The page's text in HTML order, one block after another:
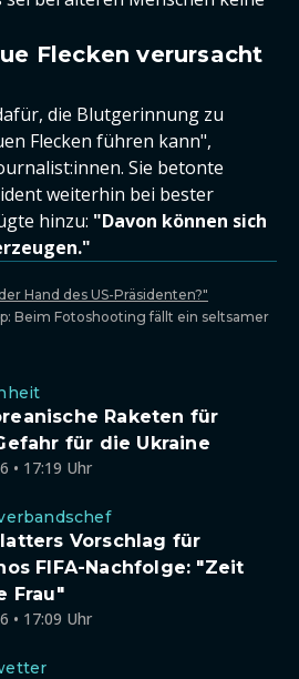
Flecken verursacht
die Blutgerinnung zu
Flecken führen kann",
Sie betonte
weiterhin bei bester
hinzu: "Davon können sich
Hand des US-Präsidenten?"
Beim Fotoshooting fällt ein seltsamer
Raketen für
für die Ukraine
• 17:19 Uhr
Vorschlag für
FIFA-Nachfolge: "Zeit
Frau"
• 17:09 Uhr